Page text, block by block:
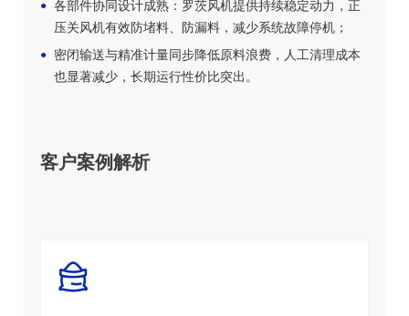
各部件协同设计成熟：罗茨风机提供持续稳定动力，正
压关风机有效防堵料、防漏料，减少系统故障停机；
密闭输送与精准计量同步降低原料浪费，人工清理成本
也显著减少，长期运行性价比突出。
客户案例解析